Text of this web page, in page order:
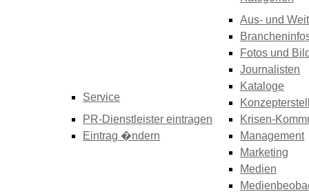
Service
PR-Dienstleister eintragen
Eintrag �ndern
Aus- und
Fotos und
Journalisten
Kataloge
Krisen-
Management
Marketing
Medien